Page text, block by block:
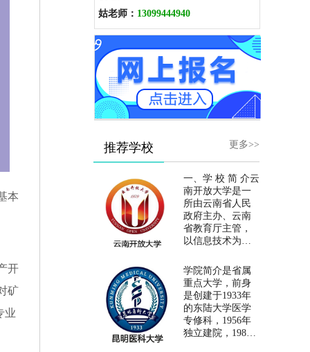
本
开
矿
业
姑老师： 13099444940
推荐学校 更多>>
一、学 校 简 介云
南开放大学是一
所由云南省人民
政府主办、云南
省教育厅主管，
以信息技术为支
育与非学历教育
并举，以开放教
育办学模式，面
向全体社会成员
开展终身教育的
省属公办新型本
科高等学校。其
学院简介是省属
重点大学，前身
是创建于1933年
的东陆大学医学
专修科，1956年
独立建院，1981